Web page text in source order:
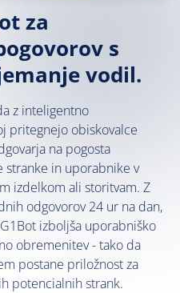
za
s
vodil.
z inteligentno
pritegnejo obiskovalce
na pogosta
stranke in uporabnike v
izdelkom ali storitvam. Z
odgovorov 24 ur na dan,
izboljša uporabniško
obremenitev - tako da
postane priložnost za
potencialnih strank.